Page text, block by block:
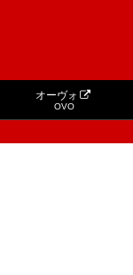
オーヴォ
OVO